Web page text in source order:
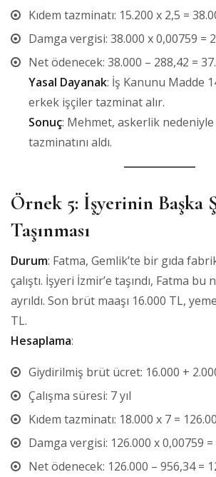
Kıdem tazminatı: 15.200 x 2,5 =
Damga vergisi: 38.000 x 0,00759 =
Net ödenecek: 38.000 – 288,42 =
Yasal Dayanak: İş Kanunu Madde
erkek işçiler tazminat alır.
Sonuç: Mehmet, askerlik nedeniyle
tazminatını aldı.
Örnek 5: İşyerinin Başka
Taşınması
Durum: Fatma, Gemlik’te bir gıda
çalıştı. İşyeri İzmir’e taşındı, Fatma bu
ayrıldı. Son brüt maaşı 16.000 TL,
TL.
Hesaplama:
Giydirilmiş brüt ücret: 16.000 +
Çalışma süresi: 7 yıl
Kıdem tazminatı: 18.000 x 7 =
Damga vergisi: 126.000 x 0,00759
Net ödenecek: 126.000 – 956,34 =